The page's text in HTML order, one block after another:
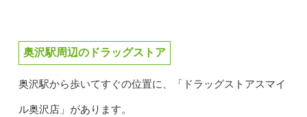
奥沢駅周辺のドラッグストア
奥沢駅から歩いてすぐの位置に、「ドラッグストアスマイ
ル奥沢店」があります。